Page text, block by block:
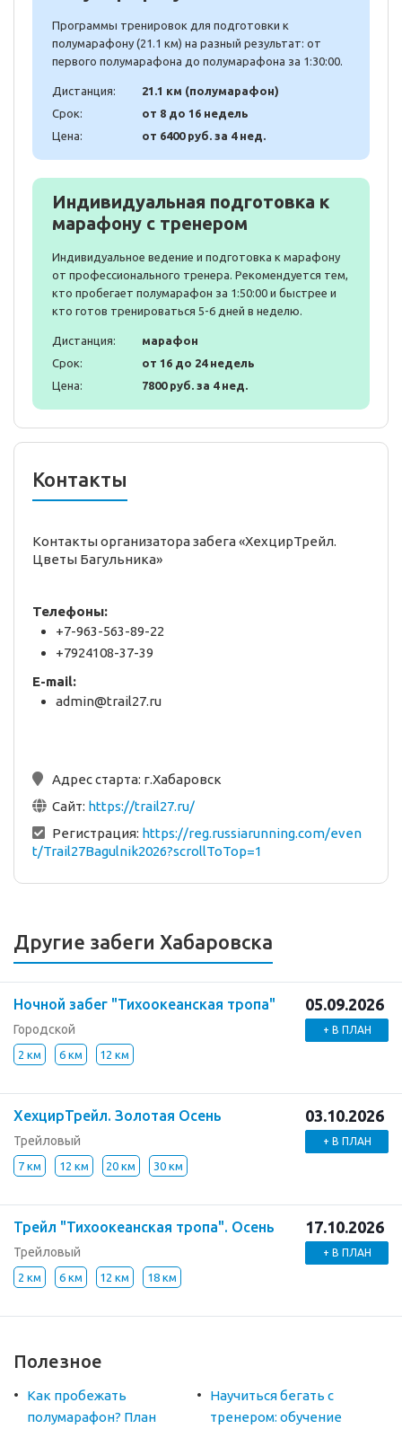
Программы тренировок для подготовки к
полумарафону (21.1 км) на разный результат: от
первого полумарафона до полумарафона за 1:30:00.
Дистанция:
21.1 км (полумарафон)
Срок:
от 8 до 16 недель
Цена:
от 6400 руб. за 4 нед.
Индивидуальная подготовка к
марафону с тренером
Индивидуальное ведение и подготовка к марафону
от профессионального тренера. Рекомендуется тем,
кто пробегает полумарафон за 1:50:00 и быстрее и
кто готов тренироваться 5-6 дней в неделю.
Дистанция:
марафон
Срок:
от 16 до 24 недель
Цена:
7800 руб. за 4 нед.
Контакты
Контакты организатора забега «ХехцирТрейл.
Цветы Багульника»
Телефоны:
+7-963-563-89-22
+7924108-37-39
E-mail:
admin@trail27.ru
Адрес старта: г.Хабаровск
Сайт: https://trail27.ru/
Регистрация: https://reg.russiarunning.com/even
t/Trail27Bagulnik2026?scrollToTop=1
Другие забеги Хабаровска
Ночной забег "Тихоокеанская тропа"
Городской
2 км 6 км 12 км
05.09.2026
+ В ПЛАН
ХехцирТрейл. Золотая Осень
Трейловый
7 км 12 км 20 км 30 км
03.10.2026
+ В ПЛАН
Трейл "Тихоокеанская тропа". Осень
Трейловый
2 км 6 км 12 км 18 км
17.10.2026
+ В ПЛАН
Полезное
Как пробежать
полумарафон? План
Научиться бегать с
тренером: обучение